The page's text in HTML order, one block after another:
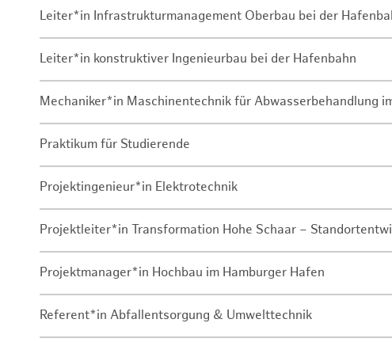
Leiter*in Infrastrukturmanagement Oberbau bei der
Leiter*in konstruktiver Ingenieurbau bei der Hafenbahn
Mechaniker*in Maschinentechnik für Abwasserbehandlung
Praktikum für Studierende
Projektingenieur*in Elektrotechnik
Projektleiter*in Transformation Hohe Schaar –
Projektmanager*in Hochbau im Hamburger Hafen
Referent*in Abfallentsorgung & Umwelttechnik